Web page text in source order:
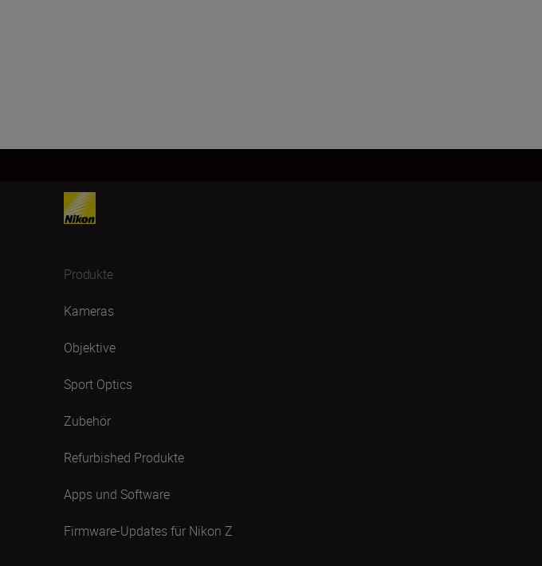
Produkte
Kameras
Objektive
Sport Optics
Zubehör
Refurbished Produkte
Apps und Software
Firmware-Updates für Nikon Z